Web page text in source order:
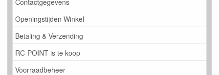
Openingstijden Winkel
Betaling & Verzending
RC-POINT is te koop
Voorraadbeheer